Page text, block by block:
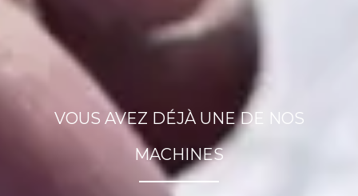
VOUS AVEZ DÉJÀ UNE DE NOS
MACHINES